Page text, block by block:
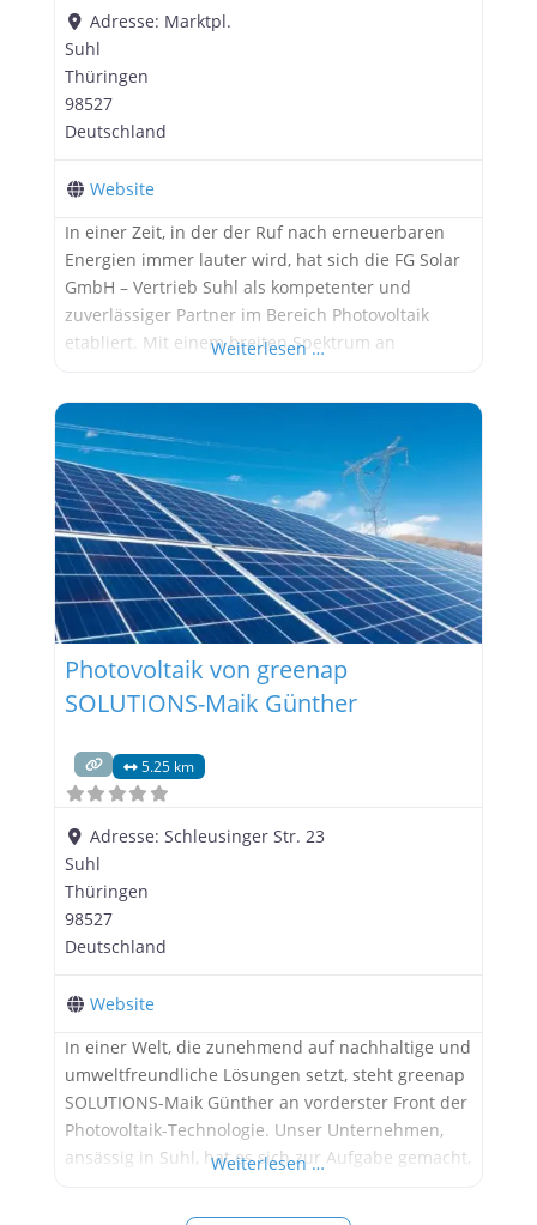
Adresse: Marktpl.
Suhl
Thüringen
98527
Deutschland
Website
In einer Zeit, in der der Ruf nach erneuerbaren
Energien immer lauter wird, hat sich die FG Solar
GmbH – Vertrieb Suhl als kompetenter und
zuverlässiger Partner im Bereich Photovoltaik
etabliert. Mit einem breiten Spektrum an
sowohl Privatkunden als auch Gewerbebetriebe
auf ihrem Weg zu einer nachhaltigen und
kosteneffizienten Energieversorgung. FG Solar
GmbH – Vertrieb Suhl:
Weiterlesen …
Photovoltaik von greenap
SOLUTIONS-Maik Günther
5.25 km
Adresse:Schleusinger Str. 23
Suhl
Thüringen
98527
Deutschland
Website
In einer Welt, die zunehmend auf nachhaltige und
umweltfreundliche Lösungen setzt, steht greenap
SOLUTIONS-Maik Günther an vorderster Front der
Photovoltaik-Technologie. Unser Unternehmen,
ansässig in Suhl, hat es sich zur Aufgabe gemacht,
erneuerbare Energie umzuwandeln. Mit unserer
Weiterlesen …